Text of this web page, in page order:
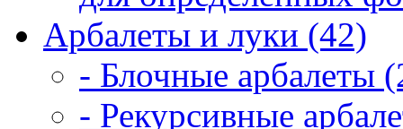
Арбалеты и луки (42)
- Блочные арбалеты
- Рекурсивные